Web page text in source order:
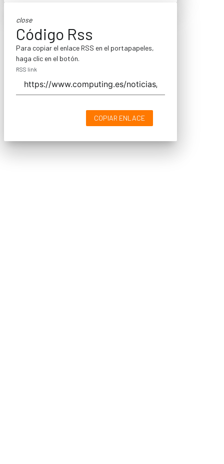
close
Código Rss
Para copiar el enlace RSS en el portapapeles,
haga clic en el botón.
RSS link
COPIAR ENLACE